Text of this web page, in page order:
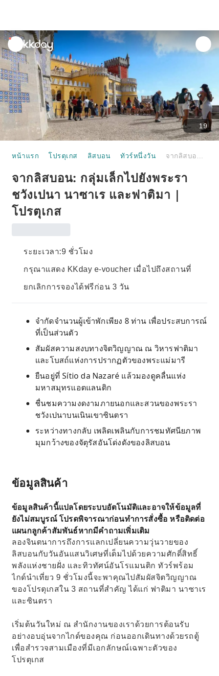
unread
notifications
19
หน้าแรก โปรตุเกส ลิสบอน ทัวร์หนึ่งวัน
จากลิสบอน: กลุ่มเล็กไปยังพระรา
ชวังเปนา นาซาเร และฟาติมา |
โปรตุเกส
ระยะเวลา:9 ชั่วโมง
กรุณาแสดง KKday e-voucher เมื่อไปถึงสถานที่
ยกเลิกการจองได้ฟรีก่อน 3 วัน
จำกัดจำนวนผู้เข้าพักเพียง 8 ท่าน เพื่อประสบการณ์
ที่เป็นส่วนตัว
สัมผัสความสงบทางจิตวิญญาณ ณ วิหารฟาติมา
และโบสถ์แห่งการปรากฏตัวของพระแม่มารี
ยืนอยู่ที่ Sítio da Nazaré แล้วมองดูคลื่นแห่ง
มหาสมุทรแอตแลนติก
ชื่นชมความงดงามภายนอกและสวนของพระรา
ชวังเปนาบนเนินเขาซินตรา
ระหว่างทางกลับ เพลิดเพลินกับการชมทัศนียภาพ
มุมกว้างของจัตุรัสอันโด่งดังของลิสบอน
ข้อมูลสินค้า
ข้อมูลสินค้านี้แปลโดยระบบอัตโนมัติและอาจให้ข้อมูลที่
ยังไม่สมบูรณ์ โปรดพิจารณาก่อนทำการสั่งซื้อ หรือติดต่อ
แผนกลูกค้าสัมพันธ์หากมีคำถามเพิ่มเติม
ลองจินตนาการถึงการแลกเปลี่ยนความวุ่นวายของ
ลิสบอนกับวันอันแสนวิเศษที่เต็มไปด้วยความศักดิ์สิทธิ์
พลังแห่งชายฝั่ง และทิวทัศน์อันโรแมนติก ทัวร์พร้อม
ไกด์นำเที่ยว 9 ชั่วโมงนี้จะพาคุณไปสัมผัสจิตวิญญาณ
ของโปรตุเกสใน 3 สถานที่สำคัญ ได้แก่ ฟาติมา นาซาเร
และซินตรา
เริ่มต้นวันใหม่ ณ สำนักงานของเราด้วยการต้อนรับ
อย่างอบอุ่นจากไกด์ของคุณ ก่อนออกเดินทางด้วยรถตู้
เพื่อสำรวจสามเมืองที่มีเอกลักษณ์เฉพาะตัวของ
โปรตุเกส